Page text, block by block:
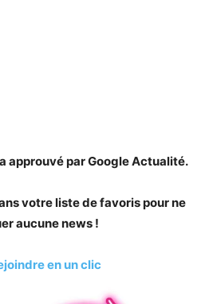
approuvé par Google Actualité.
votre liste de favoris pour ne
aucune news !
en un clic